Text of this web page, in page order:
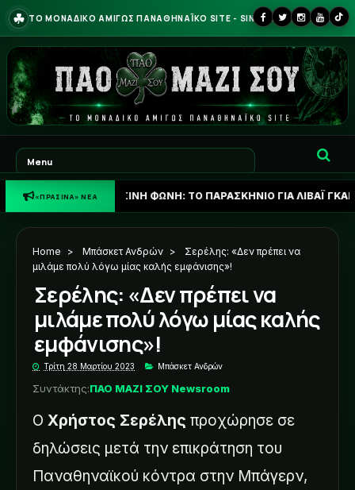
☘ ΤΟ ΜΟΝΑΔΙΚΟ ΑΜΙΓΩΣ ΠΑΝΑΘΗΝΑΪΚΟ SITE - SINCE 2013
«ΠΡΑΣΙΝΑ» ΝΕΑ
ΠΡΑΣΙΝΗ ΦΩΝΗ: ΤΟ ΠΑΡΑΣΚΗΝΙΟ ΓΙΑ ΛΙΒΑΪ ΓΚΑΡΣΙΑ ΚΑΙ ΤΟ
Home > Μπάσκετ Ανδρών >
Σερέλης: «Δεν πρέπει να
μιλάμε πολύ λόγω μίας καλής εμφάνισης»!
Σερέλης: «Δεν πρέπει να
μιλάμε πολύ λόγω μίας καλής
εμφάνισης»!
Τρίτη 28 Μαρτίου 2023 Μπάσκετ Ανδρών
Συντάκτης:ΠΑΟ ΜΑΖΙ ΣΟΥ Newsroom
Ο Χρήστος Σερέλης προχώρησε σε
δηλώσεις μετά την επικράτηση του
Παναθηναϊκού κόντρα στην Μπάγερν,